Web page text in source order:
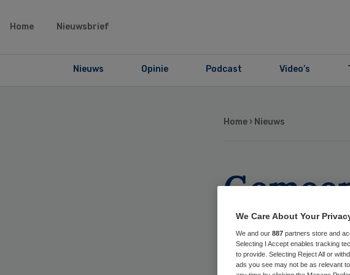
Home Nieuwsbrief
Nieuws Opinie Podcast Video’s
Home › Nieuws
We Care About Your
We and our 887 partners store and
Selecting I Accept enables tracking
to provide. Selecting Reject All or
ads you see may not be as relevant